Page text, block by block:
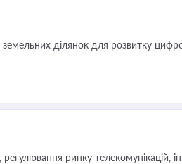
ділянок для розвитку
ринку телекомунікацій,